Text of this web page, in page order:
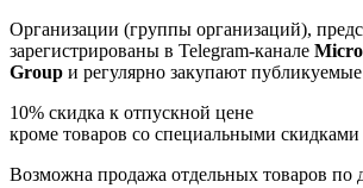
Организации (группы организаций),
зарегистрированы в Telegram-канале
Group и регулярно закупают
10% скидка к отпускной цене
кроме товаров со специальными скидками
Возможна продажа отдельных товаров по